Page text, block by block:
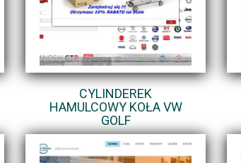
CYLINDEREK
HAMULCOWY KOŁA VW
GOLF